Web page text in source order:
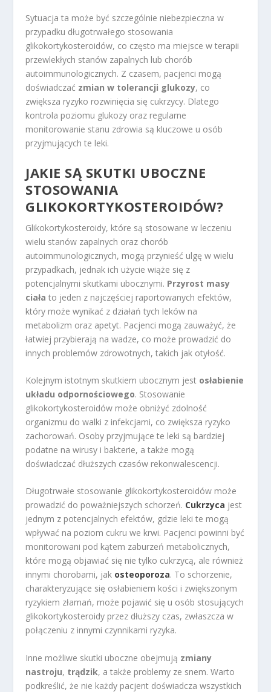
Sytuacja ta może być szczególnie niebezpieczna w
przypadku długotrwałego stosowania
glikokortykosteroidów, co często ma miejsce w terapii
przewlekłych stanów zapalnych lub chorób
autoimmunologicznych. Z czasem, pacjenci mogą
doświadczać zmian w tolerancji glukozy, co
zwiększa ryzyko rozwinięcia się cukrzycy. Dlatego
kontrola poziomu glukozy oraz regularne
monitorowanie stanu zdrowia są kluczowe u osób
przyjmujących te leki.
JAKIE SĄ SKUTKI UBOCZNE
STOSOWANIA
GLIKOKORTYKOSTEROIDÓW?
Glikokortykosteroidy, które są stosowane w leczeniu
wielu stanów zapalnych oraz chorób
autoimmunologicznych, mogą przynieść ulgę w wielu
przypadkach, jednak ich użycie wiąże się z
potencjalnymi skutkami ubocznymi. Przyrost masy
ciała to jeden z najczęściej raportowanych efektów,
który może wynikać z działań tych leków na
metabolizm oraz apetyt. Pacjenci mogą zauważyć, że
łatwiej przybierają na wadze, co może prowadzić do
innych problemów zdrowotnych, takich jak otyłość.
Kolejnym istotnym skutkiem ubocznym jest osłabienie
układu odpornościowego. Stosowanie
glikokortykosteroidów może obniżyć zdolność
organizmu do walki z infekcjami, co zwiększa ryzyko
zachorowań. Osoby przyjmujące te leki są bardziej
podatne na wirusy i bakterie, a także mogą
doświadczać dłuższych czasów rekonwalescencji.
Długotrwałe stosowanie glikokortykosteroidów może
prowadzić do poważniejszych schorzeń. Cukrzyca jest
jednym z potencjalnych efektów, gdzie leki te mogą
wpływać na poziom cukru we krwi. Pacjenci powinni być
monitorowani pod kątem zaburzeń metabolicznych,
które mogą objawiać się nie tylko cukrzycą, ale również
innymi chorobami, jak osteoporoza. To schorzenie,
charakteryzujące się osłabieniem kości i zwiększonym
ryzykiem złamań, może pojawić się u osób stosujących
glikokortykosteroidy przez dłuższy czas, zwłaszcza w
połączeniu z innymi czynnikami ryzyka.
Inne możliwe skutki uboczne obejmują zmiany
nastroju, trądzik, a także problemy ze snem. Warto
podkreślić, że nie każdy pacjent doświadcza wszystkich